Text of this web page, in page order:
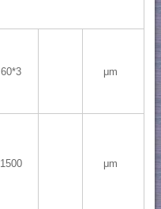
60*3 μm
1500 μm